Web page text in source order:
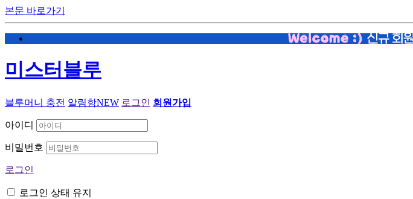
본문 바로가기
미스터블루
블루머니 충전 알림함NEW 로그인 회원가입
아이디
비밀번호
로그인
로그인 상태 유지